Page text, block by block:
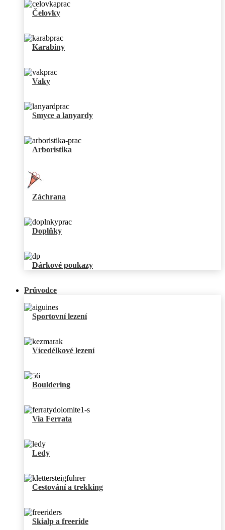
Čelovky
Karabiny
Vaky
Smyce a lanyardy
Arboristika
Záchrana
Doplňky
Dárkové poukazy
Průvodce
Sportovní lezení
Vícedélkové lezení
Bouldering
Via Ferrata
Ledy
Cestování a trekking
Skialp a freeride